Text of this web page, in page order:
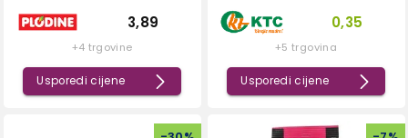
3,89
+4 trgovine
Usporedi cijene
0,35
+5 trgovina
Usporedi cijene